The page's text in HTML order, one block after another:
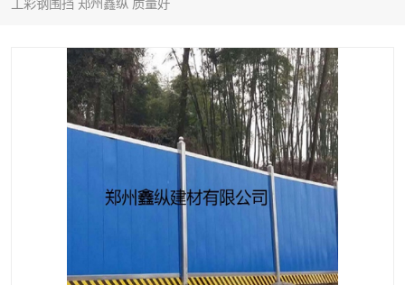
工彩钢围挡 郑州鑫纵 质量好
岩棉板 钢结构配件
彩钢板
生产加工单板复合围挡 市